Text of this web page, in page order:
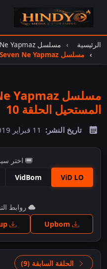
الرئيسية
مسلسل Seven Ne Yapmaz العاشق يفعل المستحيل
مسلسل Seven Ne Yapmaz العاشق يفعل المستحيل الحلقة 10
المستحيل الحلقة 10
تاريخ النشر: 11 فبراير 2019
اختر
ViD LO
VidBom
اضغط
روابط
Samaup
الحلقة السابقة (9)